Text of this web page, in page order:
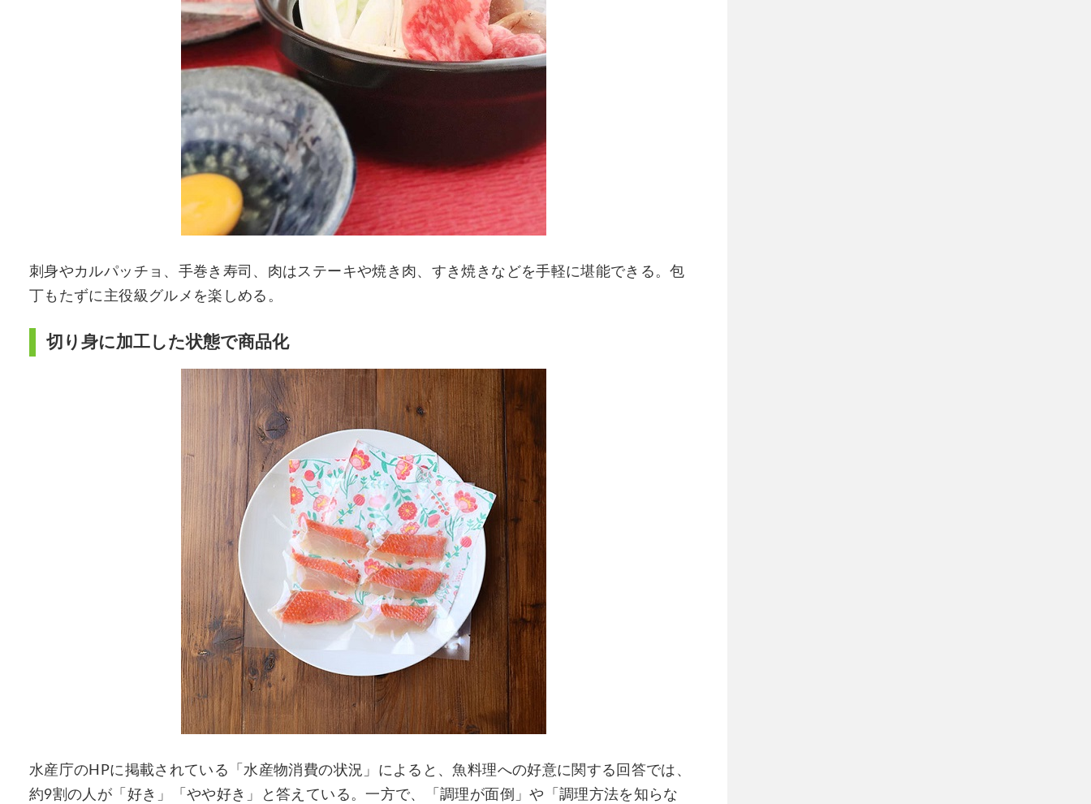
刺身やカルパッチョ、手巻き寿司、肉はステーキや焼き肉、すき焼きなどを手軽に堪能できる。包
丁もたずに主役級グルメを楽しめる。
切り身に加工した状態で商品化
水産庁のHPに掲載されている「水産物消費の状況」によると、魚料理への好意に関する回答では、
約9割の人が「好き」「やや好き」と答えている。一方で、「調理が面倒」や「調理方法を知らな